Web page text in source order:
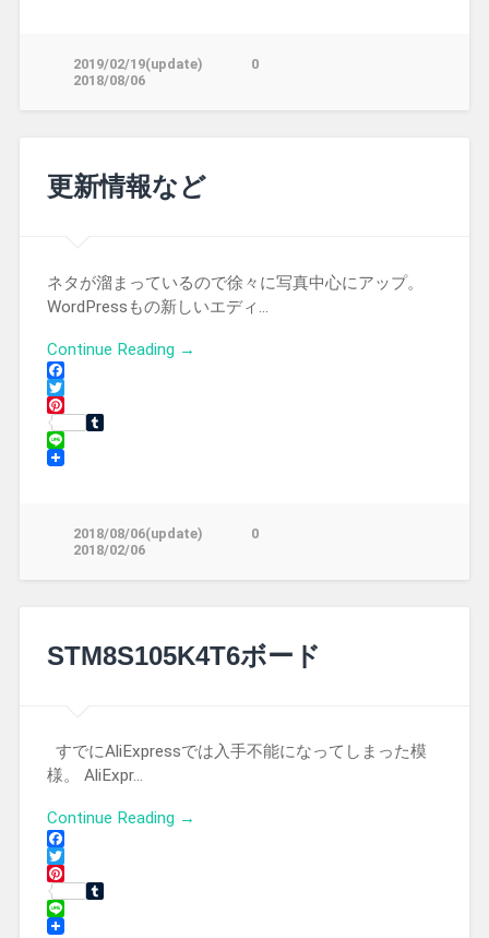
2019/02/19(update)
2018/08/06
0
更新情報など
ネタが溜まっているので徐々に写真中心にアップ。
WordPressもの新しいエディ…
Continue Reading →
Facebook
Twitter
Pinterest
Tumblr
Line
2018/08/06(update)
2018/02/06
0
STM8S105K4T6ボード
すでにAliExpressでは入手不能になってしまった模
様。 AliExpr…
Continue Reading →
Facebook
Twitter
Pinterest
Tumblr
Line